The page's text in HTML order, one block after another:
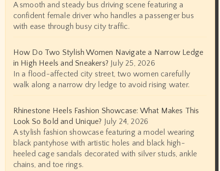
A smooth and steady bus driving scene featuring a
confident female driver who handles a passenger bus
with ease through busy city traffic.
How Do Two Stylish Women Navigate a Narrow Ledge
in High Heels and Sneakers? July 25, 2026
In a flood-affected city street, two women carefully
walk along a narrow dry ledge to avoid rising water.
Rhinestone Heels Fashion Showcase: What Makes This
Look So Bold and Unique? July 24, 2026
A stylish fashion showcase featuring a model wearing
black pantyhose with artistic holes and black high-
heeled cage sandals decorated with silver studs, ankle
chains, and toe rings.